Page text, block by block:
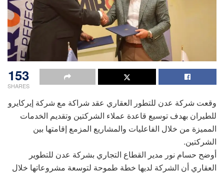
153
SHARES
وقعت شركة عدن للتطور العقاري عقد شراكة مع شركة إيركايرو
للطيران بهدف توسيع قاعدة عملاء الشركتين وتقديم الخدمات
المميزة من خلال الفاعليات والمشاريع المزمع إقامتها بين
الشركتين.
أوضح حسام نور مدير القطاع التجاري بشركة عدن للتطوير
العقاري أن الشركة لديها خطة طموحة لتوسعة مشروعاتها خلال